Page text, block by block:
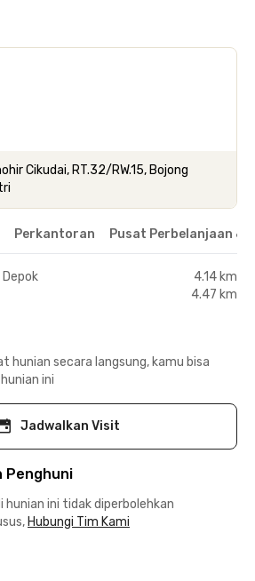
Cikudai, RT.32/RW.15, Bojong
Perkantoran Pusat Perbelanjaan &
4.14 km
4.47 km
hunian secara langsung, kamu bisa
ini
Jadwalkan Visit
Penghuni
hunian ini tidak diperbolehkan
Hubungi Tim Kami